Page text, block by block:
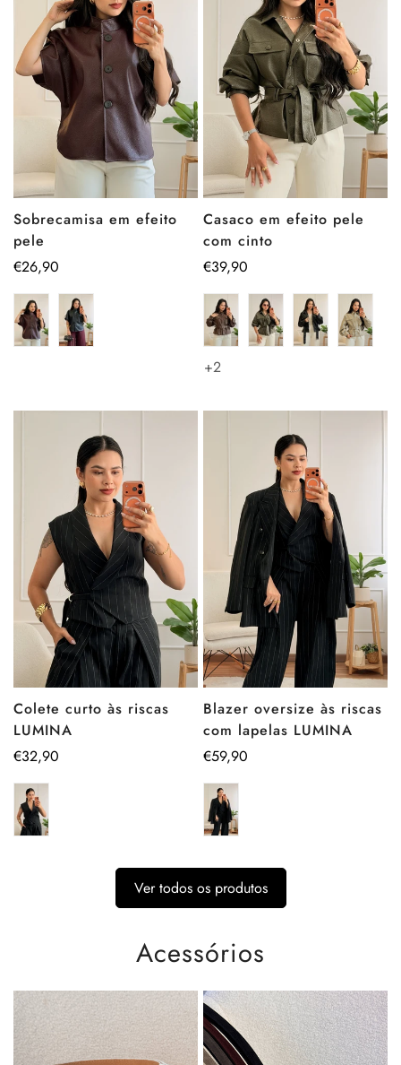
Sobrecamisa em efeito
pele
Preço
€26,90
Casaco em efeito pele
com cinto
Preço
€39,90
+2
Colete curto às riscas
LUMINA
Preço
€32,90
Blazer oversize às riscas
com lapelas LUMINA
Preço
€59,90
Ver todos os produtos
Acessórios